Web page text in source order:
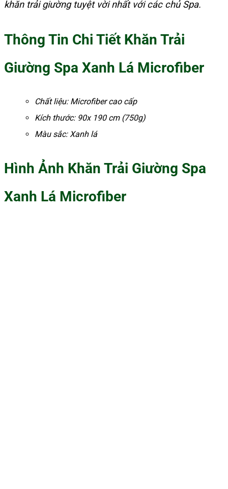
khăn trải giường tuyệt vời nhất với các chủ Spa.
Thông Tin Chi Tiết Khăn Trải
Giường Spa Xanh Lá Microfiber
Chất liệu: Microfiber cao cấp
Kích thước: 90x 190 cm (750g)
Màu sắc: Xanh lá
Hình Ảnh Khăn Trải Giường Spa
Xanh Lá Microfiber